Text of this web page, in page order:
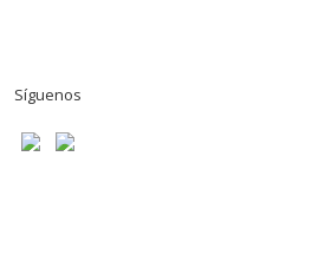
Síguenos